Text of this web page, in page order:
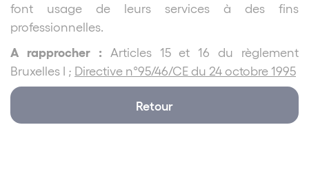
font usage de leurs services à des fins
professionnelles.
A rapprocher : Articles 15 et 16 du règlement
Bruxelles I ; Directive n°95/46/CE du 24 octobre 1995
Retour